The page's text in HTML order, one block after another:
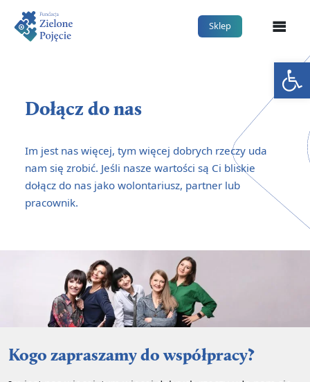
Sklep
Dołącz do nas
Im jest nas więcej, tym więcej dobrych rzeczy uda
nam się zrobić. Jeśli nasze wartości są Ci bliskie
dołącz do nas jako wolontariusz, partner lub
pracownik.
Kogo zapraszamy do współpracy?